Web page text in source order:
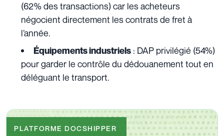
(62% des transactions) car les acheteurs
négocient directement les contrats de fret à
l’année.
Équipements industriels : DAP privilégié (54%)
pour garder le contrôle du dédouanement tout en
déléguant le transport.
PLATFORME DOCSHIPPER